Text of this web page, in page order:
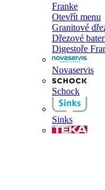
Franke
Otevřít menu
Granitové
Dřezové
Digestoře
Novaservis
Schock
Sinks